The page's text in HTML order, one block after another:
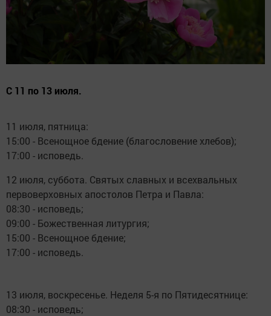
С 11 по 13 июля.
11 июля, пятница:
15:00 - Всенощное бдение (благословение хлебов);
17:00 - исповедь.
12 июля, суббота. Святых славных и всехвальных
первоверховных апостолов Петра и Павла:
08:30 - исповедь;
09:00 - Божественная литургия;
15:00 - Всенощное бдение;
17:00 - исповедь.
13 июля, воскресенье. Неделя 5-я по Пятидесятнице:
08:30 - исповедь;